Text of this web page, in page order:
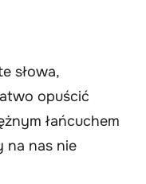
słowa,
opuścić
łańcuchem
na nas nie